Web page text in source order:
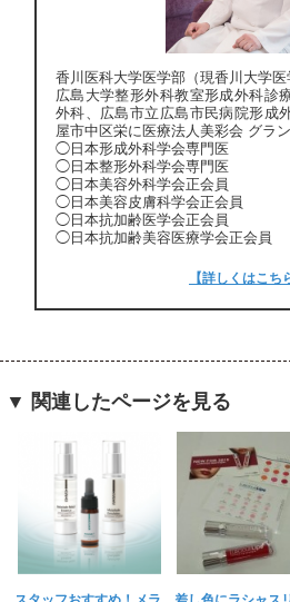
香川医科大学医学部（現香川大学医
広島大学整形外科教室形成外科診
外科、広島市立広島市民病院形成
屋市中区栄に医療法人美彩会 グラ
◯日本形成外科学会専門医
◯日本整形外科学会専門医
◯日本美容外科学会正会員
◯日本美容皮膚科学会正会員
◯日本抗加齢医学会正会員
◯日本抗加齢美容医療学会正会員
【詳しくはこち
▼ 関連したページを見る